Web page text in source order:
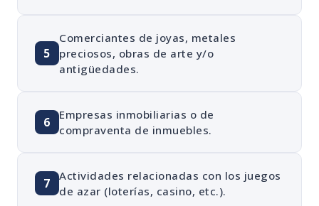
5
Comerciantes de joyas, metales
preciosos, obras de arte y/o
antigüedades.
6
Empresas inmobiliarias o de
compraventa de inmuebles.
7
Actividades relacionadas con los juegos
de azar (loterías, casino, etc.).